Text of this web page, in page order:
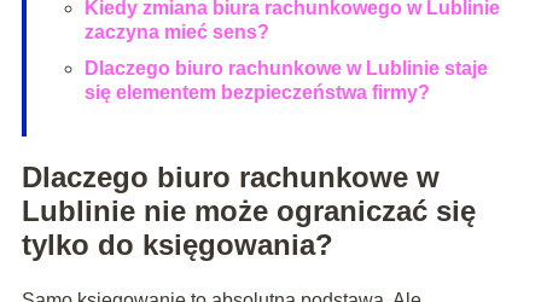
Kiedy zmiana biura rachunkowego w Lublinie
zaczyna mieć sens?
Dlaczego biuro rachunkowe w Lublinie staje
się elementem bezpieczeństwa firmy?
Dlaczego biuro rachunkowe w
Lublinie nie może ograniczać się
tylko do księgowania?